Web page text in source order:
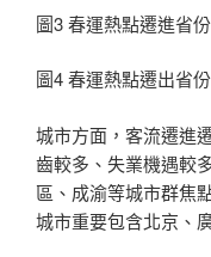
圖3 春運熱點遷進省
圖4 春運熱點遷出省
城市方面，客流遷進
齒較多、失業機遇較
區、成渝等城市群焦
城市重要包含北京、